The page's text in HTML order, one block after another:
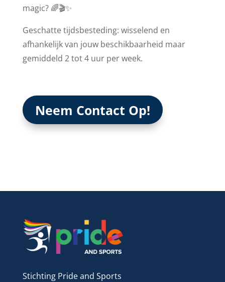
magic? 🌈🎬✨
Geschatte tijdsbesteding: wisselend en
afhankelijk van jouw beschikbaarheid maar
gemiddeld 2 tot 4 uur per week.
Neem Contact Op!
Stichting Pride and Sports